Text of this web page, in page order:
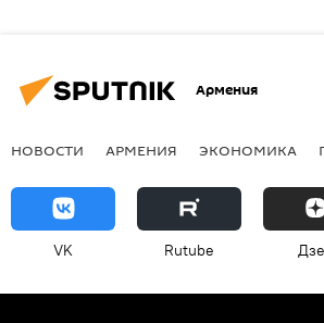
Армения
НОВОСТИ АРМЕНИЯ ЭКОНОМИКА
VK Rutube